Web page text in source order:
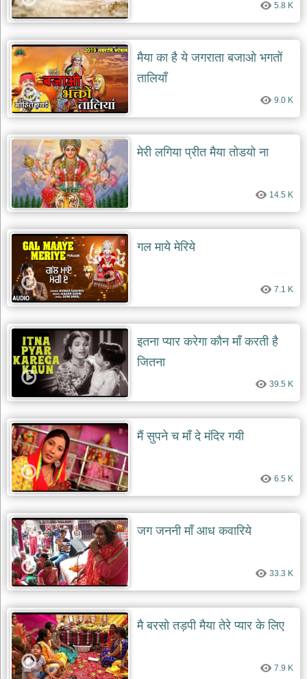
5.8 K
मैया का है ये जगराता बजाओ भगतों
तालियाँ
9.0 K
मेरी लगिया प्रीत मैया तोडयो ना
14.5 K
गल माये मेरिये
7.1 K
इतना प्यार करेगा कौन माँ करती है
जितना
39.5 K
मैं सुपने च माँ दे मंदिर गयी
6.5 K
जग जननी माँ आध कवारिये
33.3 K
मै बरसो तड़पी मैया तेरे प्यार के लिए
7.9 K